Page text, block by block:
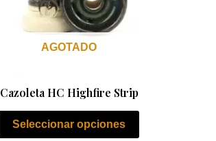
AGOTADO
Cazoleta HC Highfire Strip
Seleccionar opciones
página